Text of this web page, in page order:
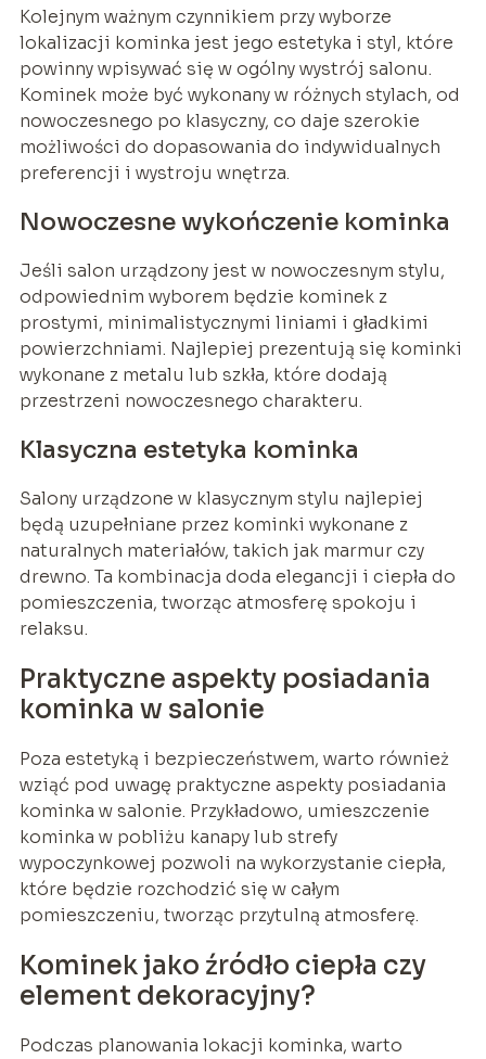
Kolejnym ważnym czynnikiem przy wyborze
lokalizacji kominka jest jego estetyka i styl, które
powinny wpisywać się w ogólny wystrój salonu.
Kominek może być wykonany w różnych stylach, od
nowoczesnego po klasyczny, co daje szerokie
możliwości do dopasowania do indywidualnych
preferencji i wystroju wnętrza.
Nowoczesne wykończenie kominka
Jeśli salon urządzony jest w nowoczesnym stylu,
odpowiednim wyborem będzie kominek z
prostymi, minimalistycznymi liniami i gładkimi
powierzchniami. Najlepiej prezentują się kominki
wykonane z metalu lub szkła, które dodają
przestrzeni nowoczesnego charakteru.
Klasyczna estetyka kominka
Salony urządzone w klasycznym stylu najlepiej
będą uzupełniane przez kominki wykonane z
naturalnych materiałów, takich jak marmur czy
drewno. Ta kombinacja doda elegancji i ciepła do
pomieszczenia, tworząc atmosferę spokoju i
relaksu.
Praktyczne aspekty posiadania
kominka w salonie
Poza estetyką i bezpieczeństwem, warto również
wziąć pod uwagę praktyczne aspekty posiadania
kominka w salonie. Przykładowo, umieszczenie
kominka w pobliżu kanapy lub strefy
wypoczynkowej pozwoli na wykorzystanie ciepła,
które będzie rozchodzić się w całym
pomieszczeniu, tworząc przytulną atmosferę.
Kominek jako źródło ciepła czy
element dekoracyjny?
Podczas planowania lokacji kominka, warto